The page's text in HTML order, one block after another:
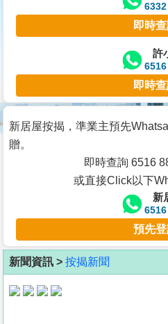
業
主
宅
谷
按
客
地
產
即時
許
即時
新居屋按揭，準業主預先
贈。
即時查詢 6516
或直接Click以下
新
預先
新聞資訊 > 按揭新聞